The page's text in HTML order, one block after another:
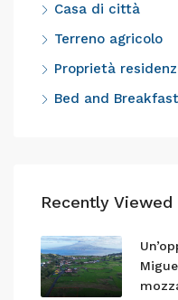
Casa di città
Terreno agricolo
Proprietà
Bed and Breakfast
Recently Viewed